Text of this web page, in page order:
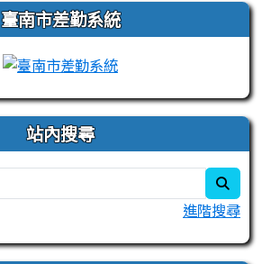
臺南市差勤系統
站內搜尋
進階搜尋